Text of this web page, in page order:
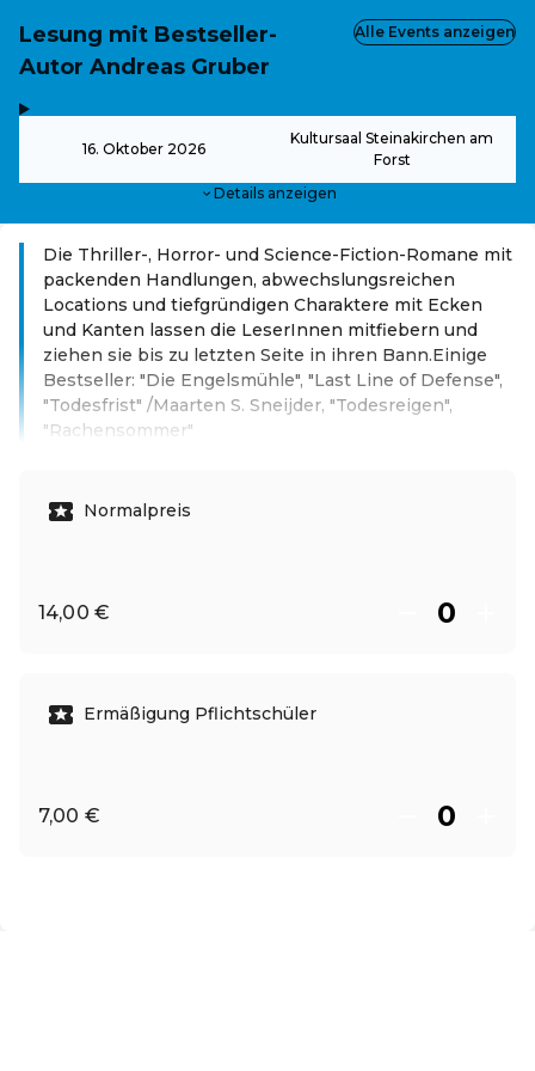
Lesung mit Bestseller-
Autor Andreas Gruber
16. Oktober 2026
Kultursaal Steinakirchen am
Forst
Details anzeigen
Alle Events anzeigen
Die Thriller-, Horror- und Science-Fiction-Romane mit
packenden Handlungen, abwechslungsreichen
Locations und tiefgründigen Charaktere mit Ecken
und Kanten lassen die LeserInnen mitfiebern und
ziehen sie bis zu letzten Seite in ihren Bann.Einige
Bestseller: "Die Engelsmühle", "Last Line of Defense",
"Todesfrist" /Maarten S. Sneijder, "Todesreigen",
"Rachensommer"
Normalpreis
14,00 €
Ermäßigung Pflichtschüler
7,00 €